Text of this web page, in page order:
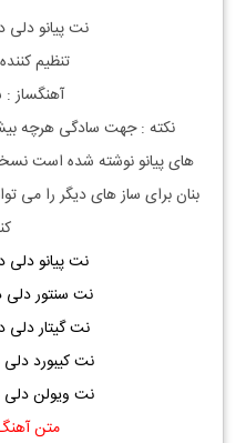
نت پیانو دلی
تنظیم
آهنگساز
نکته : جهت سادگی هرچه
هایپیانونوشته شده است
بنانبرای ساز های دیگر را می
نت پیانو دلی
نت سنتور دلی
نت گیتار دلی
نت کیبورد
نت ویولن دلی
متن